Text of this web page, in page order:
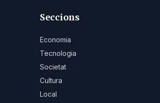
Seccions
Economia
Tecnologia
Societat
Cultura
Local